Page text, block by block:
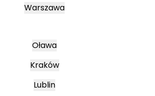
Warszawa
Oława
Kraków
Lublin